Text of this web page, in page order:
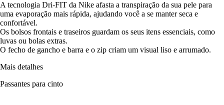
A tecnologia Dri-FIT da Nike afasta a transpiração da sua pele para
uma evaporação mais rápida, ajudando você a se manter seca e
confortável.
Os bolsos frontais e traseiros guardam os seus itens essenciais, como
luvas ou bolas extras.
O fecho de gancho e barra e o zip criam um visual liso e arrumado.
Mais detalhes
Passantes para cinto